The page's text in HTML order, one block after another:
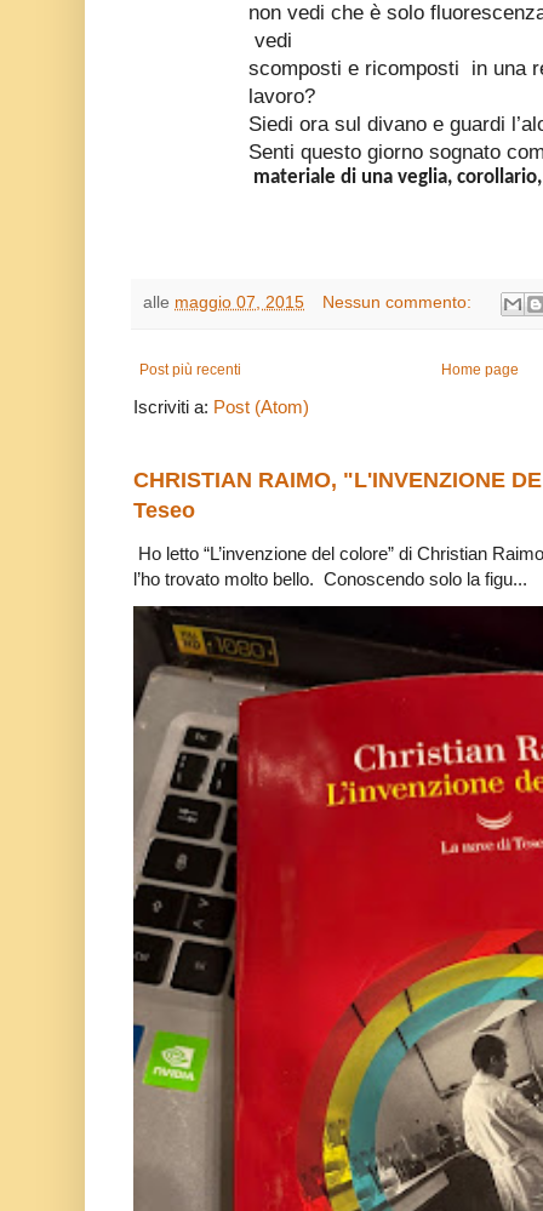
non vedi che è solo
vedi
scomposti e ricomposti in una
lavoro?
Siedi ora sul divano e guardi
Senti questo giorno sognato
materiale di una veglia,
alle maggio 07, 2015 Nessun commento:
Post più recenti Home page
Iscriviti a: Post (Atom)
CHRISTIAN RAIMO, "L'INVENZIONE
Teseo
Ho letto “L’invenzione del colore” di Christian
l’ho trovato molto bello. Conoscendo solo la figu...